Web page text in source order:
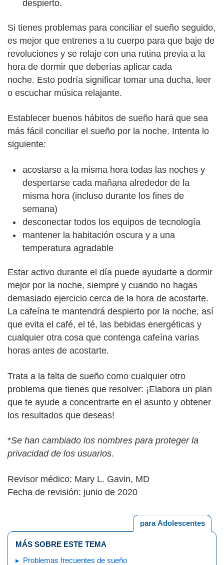
despierto.
Si tienes problemas para conciliar el sueño seguido,
es mejor que entrenes a tu cuerpo para que baje de
revoluciones y se relaje con una rutina previa a la
hora de dormir que deberías aplicar cada
noche. Esto podría significar tomar una ducha, leer
o escuchar música relajante.
Establecer buenos hábitos de sueño hará que sea
más fácil conciliar el sueño por la noche. Intenta lo
siguiente:
acostarse a la misma hora todas las noches y
despertarse cada mañana alrededor de la
misma hora (incluso durante los fines de
semana)
desconectar todos los equipos de tecnología
mantener la habitación oscura y a una
temperatura agradable
Estar activo durante el día puede ayudarte a dormir
mejor por la noche, siempre y cuando no hagas
demasiado ejercicio cerca de la hora de acostarte.
La cafeína te mantendrá despierto por la noche, así
que evita el café, el té, las bebidas energéticas y
cualquier otra cosa que contenga cafeína varias
horas antes de acostarte.
Trata a la falta de sueño como cualquier otro
problema que tienes que resolver: ¡Elabora un plan
que te ayude a concentrarte en el asunto y obtener
los resultados que deseas!
*Se han cambiado los nombres para proteger la
privacidad de los usuarios.
Revisor médico: Mary L. Gavin, MD
Fecha de revisión: junio de 2020
para Adolescentes
MÁS SOBRE ESTE TEMA
Problemas frecuentes de sueño